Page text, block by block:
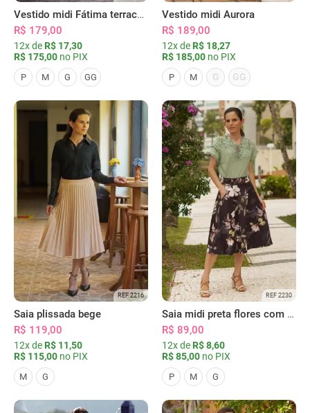
Vestido midi Fátima terracota
R$ 179,00
12x de R$ 17,30
R$ 175,00 no PIX
P M G GG
Vestido midi Aurora
R$ 189,00
12x de R$ 18,27
R$ 185,00 no PIX
P M G GG
REF 2216
Saia plissada bege
R$ 119,00
12x de R$ 11,50
R$ 115,00 no PIX
M G
REF 2230
Saia midi preta flores com bolsos
R$ 89,00
12x de R$ 8,60
R$ 85,00 no PIX
P M G